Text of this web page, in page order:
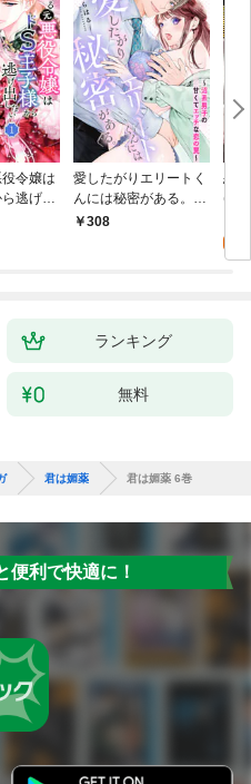
令嬢は
ら逃げ出
】 1
愛したがりエリートく
んには秘密がある。～
沼系男子の甘くてエッ
308
恋
(1)
ランキング
無料
君は媚薬 君は媚薬 6巻
便利で快適に！